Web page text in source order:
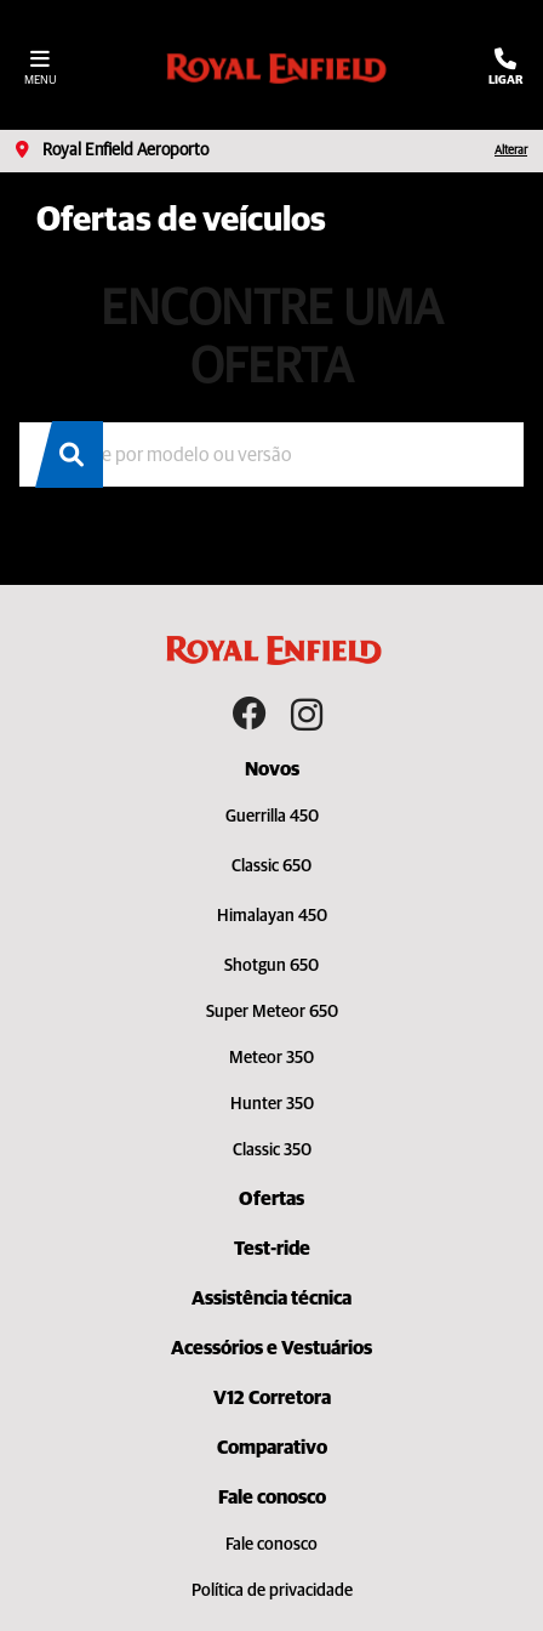
MENU LIGAR
Royal Enfield Aeroporto Alterar
Ofertas de veículos
ENCONTRE UMA
OFERTA
Novos
Guerrilla 450
Classic 650
Himalayan 450
Shotgun 650
Super Meteor 650
Meteor 350
Hunter 350
Classic 350
Ofertas
Test-ride
Assistência técnica
Acessórios e Vestuários
V12 Corretora
Comparativo
Fale conosco
Fale conosco
Política de privacidade